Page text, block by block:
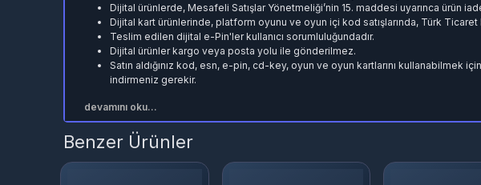
Dijital ürünlerde, Mesafeli Satışlar Yönetmeliği’nin 15. maddesi uyarınca ürün
Dijital kart ürünlerinde, platform oyunu ve oyun içi kod satışlarında, Türk
Teslim edilen dijital e-Pin'ler kullanıcı sorumluluğundadır.
Dijital ürünler kargo veya posta yolu ile gönderilmez.
Satın aldığınız kod, esn, e-pin, cd-key, oyun ve oyun kartlarını kullanabilmek
indirmeniz gerekir.
devamını oku...
Benzer Ürünler